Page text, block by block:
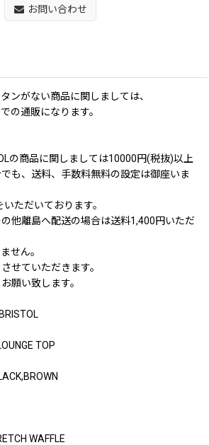
お問い合わせ
ンがない商品に関しましては、
の通販になります。
の商品に関しましては10000円(税抜)以上
も、送料、手数料無料の設定は御座いま
ただいております。
他離島へ配送の場合は送料1,400円いただ
せん。
せていただきます。
願い致します。
TOP
WAFFLE